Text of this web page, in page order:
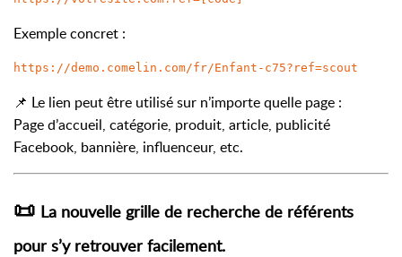
Exemple concret :
https://demo.comelin.com/fr/Enfant-c75?ref=scout
📌 Le lien peut être utilisé sur n’importe quelle page :
Page d’accueil, catégorie, produit, article, publicité
Facebook, bannière, influenceur, etc.
📜 La nouvelle grille de recherche de référents
pour s’y retrouver facilement.